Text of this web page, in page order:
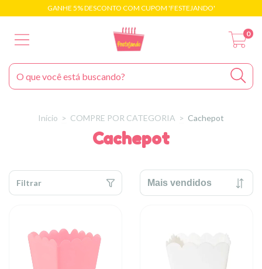
GANHE 5% DESCONTO COM CUPOM 'FESTEJANDO'
0
Início > COMPRE POR CATEGORIA > Cachepot
Cachepot
Filtrar